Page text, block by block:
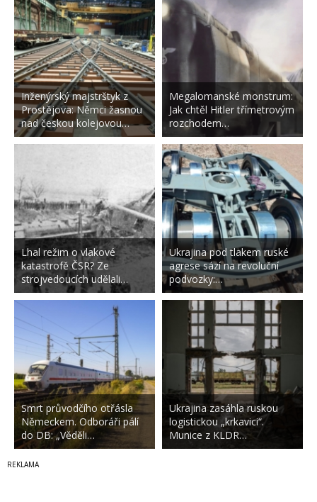
Inženýrský majstrštyk z
Prostějova: Němci žasnou
nad českou kolejovou…
Lhal režim o vlakové
katastrofě ČSR? Ze
strojvedoucích udělali…
Smrt průvodčího otřásla
Německem. Odboráři pálí
do DB: „Věděli…
Megalomanské monstrum:
Jak chtěl Hitler třímetrovým
rozchodem…
Ukrajina pod tlakem ruské
agrese sází na revoluční
podvozky:…
Ukrajina zasáhla ruskou
logistickou „krkavici“.
Munice z KLDR…